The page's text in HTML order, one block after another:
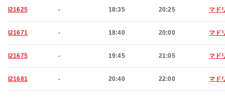
I21625 - 18:35 20:25 マド
I21671 - 18:40 20:00 マド
I21675 - 19:45 21:05 マド
I21681 - 20:40 22:00 マド